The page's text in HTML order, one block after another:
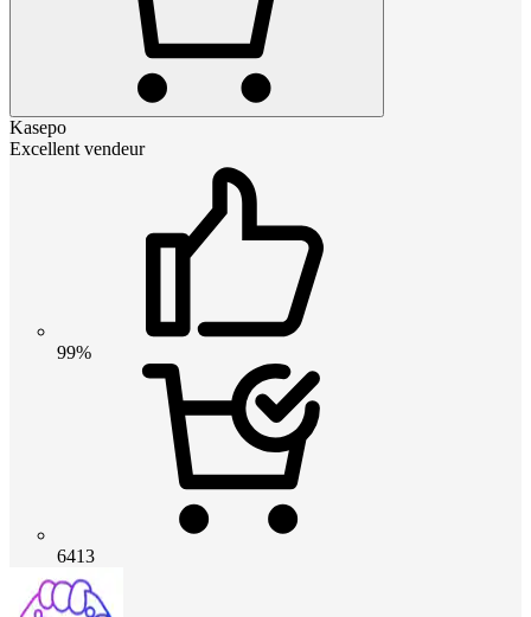
Kasepo
Excellent vendeur
99%
6413